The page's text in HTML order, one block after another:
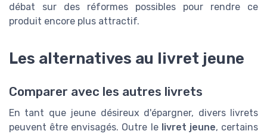
débat sur des réformes possibles pour rendre ce
produit encore plus attractif.
Les alternatives au livret jeune
Comparer avec les autres livrets
En tant que jeune désireux d'épargner, divers livrets
peuvent être envisagés. Outre le livret jeune, certains